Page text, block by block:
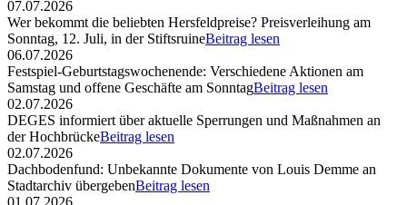
07.07.2026
Wer bekommt die beliebten Hersfeldpreise? Preisverleihung am
Sonntag, 12. Juli, in der StiftsruineBeitrag lesen
06.07.2026
Festspiel-Geburtstagswochenende: Verschiedene Aktionen am
Samstag und offene Geschäfte am SonntagBeitrag lesen
02.07.2026
DEGES informiert über aktuelle Sperrungen und Maßnahmen an
der HochbrückeBeitrag lesen
02.07.2026
Dachbodenfund: Unbekannte Dokumente von Louis Demme an
Stadtarchiv übergebenBeitrag lesen